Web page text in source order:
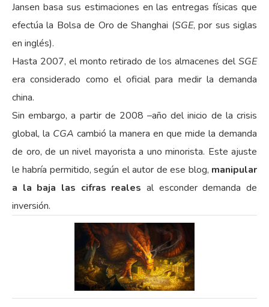
Jansen basa sus estimaciones en las entregas físicas que
efectúa la Bolsa de Oro de Shanghai (SGE, por sus siglas
en inglés).
Hasta 2007, el monto retirado de los almacenes delSGE
era considerado como el oficial para medir la demanda
china.
Sin embargo, a partir de 2008 –año del inicio de la crisis
global, la CGA cambió la manera en que mide la demanda
de oro, de un nivel mayorista a uno minorista. Este ajuste
le habría permitido, según el autor de ese blog, manipular
a la baja las cifras reales al esconder demanda de
inversión.